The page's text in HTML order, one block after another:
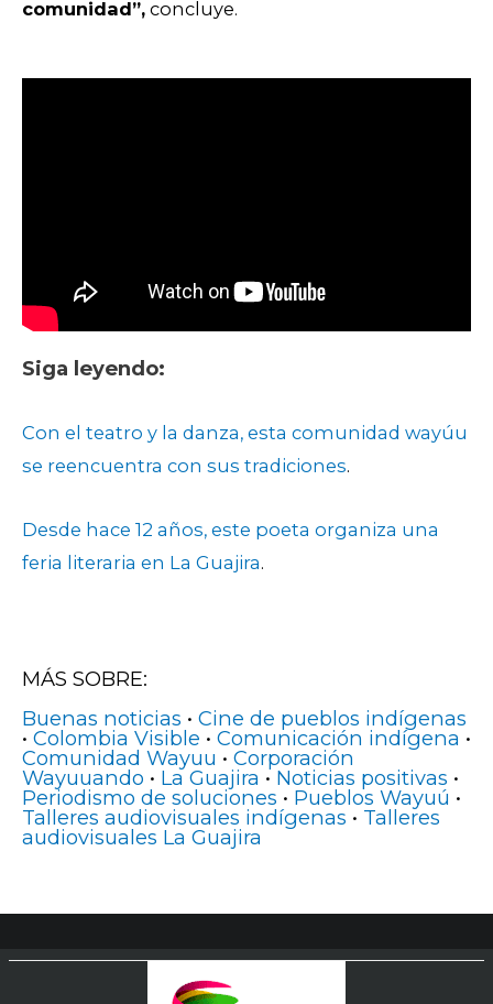
comunidad”, concluye.
Siga leyendo:
Con el teatro y la danza, esta comunidad wayúu
se reencuentra con sus tradiciones.
Desde hace 12 años, este poeta organiza una
feria literaria en La Guajira.
MÁS SOBRE:
Buenas noticias • Cine de pueblos indígenas
• Colombia Visible • Comunicación indígena •
Comunidad Wayuu • Corporación
Wayuuando • La Guajira • Noticias positivas •
Periodismo de soluciones • Pueblos Wayuú •
Talleres audiovisuales indígenas • Talleres
audiovisuales La Guajira